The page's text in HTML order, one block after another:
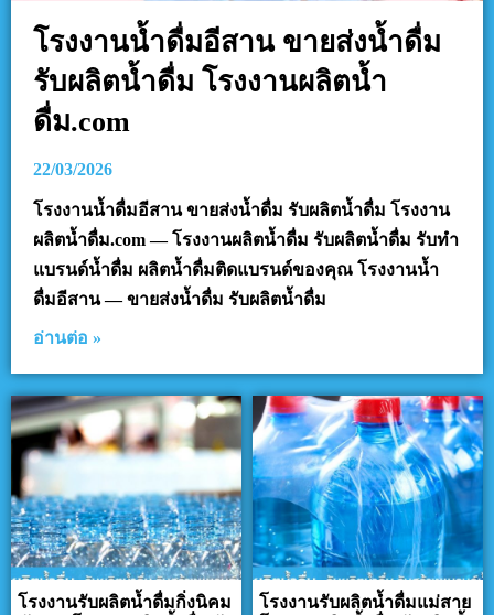
โรงงานน้ำดื่มอีสาน ขายส่งน้ำดื่ม
รับผลิตน้ำดื่ม โรงงานผลิตน้ำ
ดื่ม.com
22/03/2026
โรงงานน้ำดื่มอีสาน ขายส่งน้ำดื่ม รับผลิตน้ำดื่ม โรงงาน
ผลิตน้ำดื่ม.com — โรงงานผลิตน้ำดื่ม รับผลิตน้ำดื่ม รับทำ
แบรนด์น้ำดื่ม ผลิตน้ำดื่มติดแบรนด์ของคุณ โรงงานน้ำ
ดื่มอีสาน — ขายส่งน้ำดื่ม รับผลิตน้ำดื่ม
อ่านต่อ »
โรงงานรับผลิตน้ำดื่มกิ่งนิคม
โรงงานรับผลิตน้ำดื่มแม่สาย